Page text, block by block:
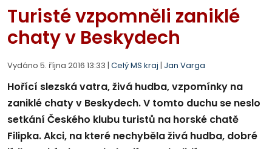
Turisté vzpomněli zaniklé
chaty v Beskydech
Vydáno 5. října 2016 13:33 | Celý MS kraj | Jan Varga
Hořící slezská vatra, živá hudba, vzpomínky na
zaniklé chaty v Beskydech. V tomto duchu se neslo
setkání Českého klubu turistů na horské chatě
Filipka. Akci, na které nechyběla živá hudba, dobré